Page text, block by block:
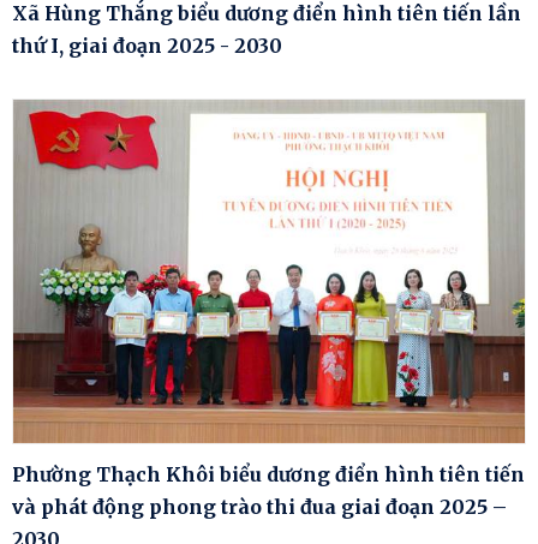
Xã Hùng Thắng biểu dương điển hình tiên tiến lần
thứ I, giai đoạn 2025 - 2030
Phường Thạch Khôi biểu dương điển hình tiên tiến
và phát động phong trào thi đua giai đoạn 2025 –
2030